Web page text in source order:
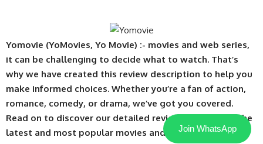
Yomovie (YoMovies, Yo Movie) :- movies and web series,
it can be challenging to decide what to watch. That’s
why we have created this review description to help you
make informed choices. Whether you’re a fan of action,
romance, comedy, or drama, we’ve got you covered.
Read on to discover our detailed reviews of some of the
latest and most popular movies and web series.
Join WhatsApp